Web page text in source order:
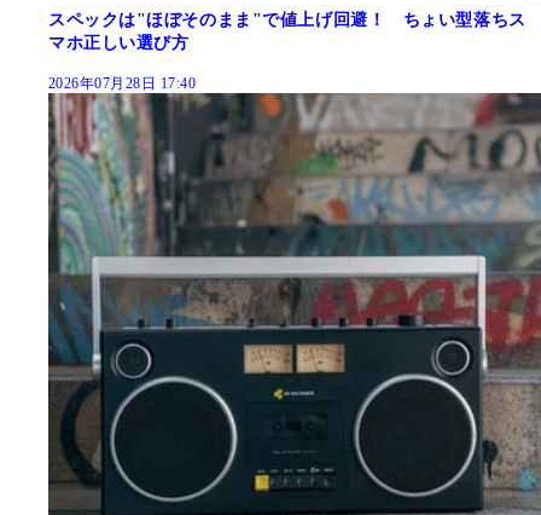
スペックは"ほぼそのまま"で値上げ回避！ ちょい型落ちス
マホ正しい選び方
2026年07月28日 17:40